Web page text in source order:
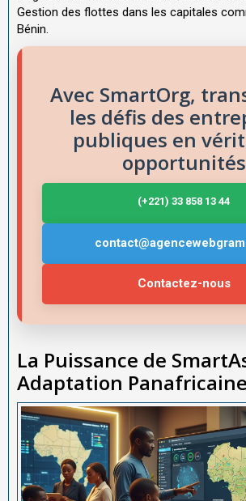
Gestion des flottes dans les capitales
Bénin.
Avec SmartOrg,
les défis des
publiques en
opportunités
(+221) 33 858 13 44
Contactez-nous
La Puissance de
Adaptation Panafricaine